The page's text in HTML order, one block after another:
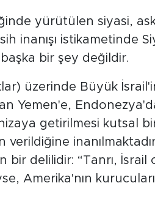
yürütülen siyasi,
inanışı istikametinde
bir şey değildir.
üzerinde Büyük
Yemen'e,
getirilmesi kutsal
bir delilidir: “Tanrı, İsrail
Amerika'nın